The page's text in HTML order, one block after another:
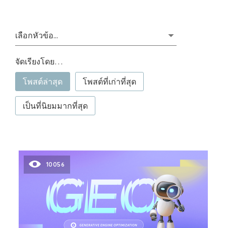
เลือกหัวข้อ...
จัดเรียงโดย…
โพสต์ล่าสุด
โพสต์ที่เก่าที่สุด
เป็นที่นิยมมากที่สุด
10056